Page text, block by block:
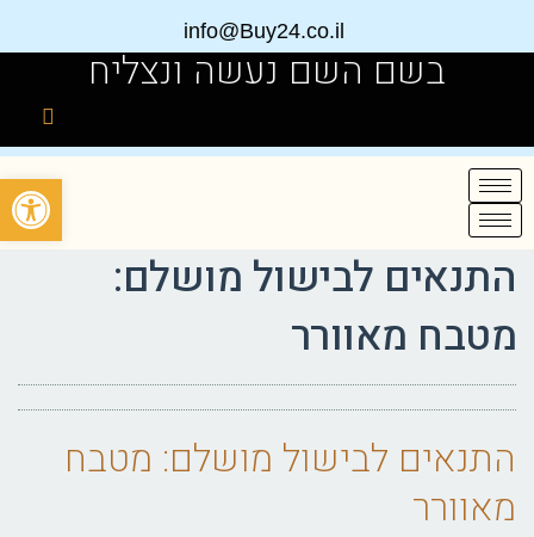
info@Buy24.co.il
בשם השם נעשה ונצליח
התנאים לבישול מושלם:
מטבח מאוורר
התנאים לבישול מושלם: מטבח
מאוורר